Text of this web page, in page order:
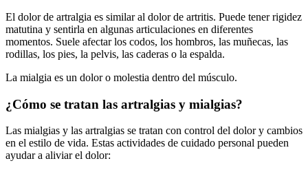
El dolor de artralgia es similar al dolor de artritis. Puede tener rigidez
matutina y sentirla en algunas articulaciones en diferentes
momentos. Suele afectar los codos, los hombros, las muñecas, las
rodillas, los pies, la pelvis, las caderas o la espalda.
La mialgia es un dolor o molestia dentro del músculo.
¿Cómo se tratan las artralgias y mialgias?
Las mialgias y las artralgias se tratan con control del dolor y cambios
en el estilo de vida. Estas actividades de cuidado personal pueden
ayudar a aliviar el dolor: